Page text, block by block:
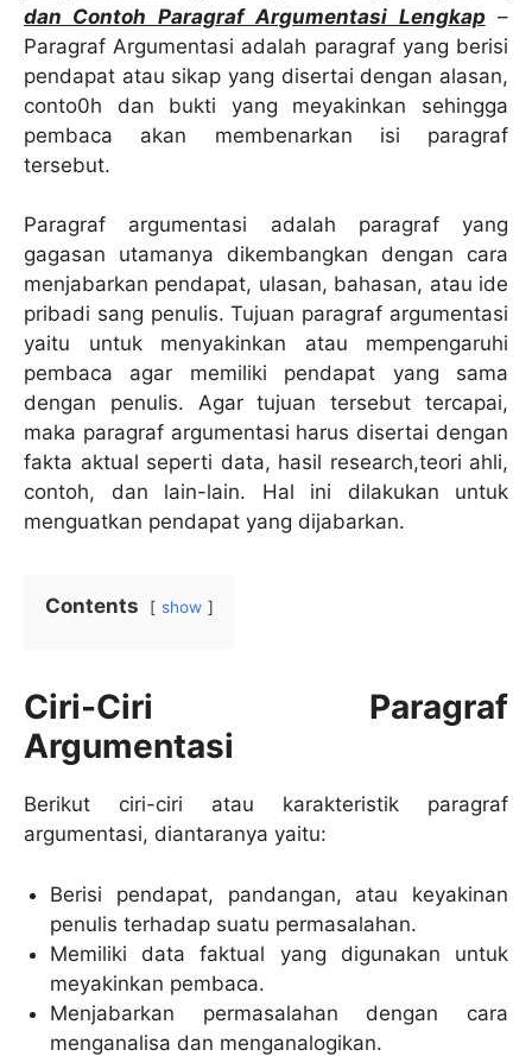
dan Contoh Paragraf Argumentasi Lengkap–
Paragraf Argumentasi adalah paragraf yang berisi
pendapat atau sikap yang disertai dengan alasan,
conto0h dan bukti yang meyakinkan sehingga
pembaca akan membenarkan isi paragraf
tersebut.
Paragraf argumentasi adalah paragraf yang
gagasan utamanya dikembangkan dengan cara
menjabarkan pendapat, ulasan, bahasan, atau ide
pribadi sang penulis. Tujuan paragraf argumentasi
yaitu untuk menyakinkan atau mempengaruhi
pembaca agar memiliki pendapat yang sama
dengan penulis. Agar tujuan tersebut tercapai,
maka paragraf argumentasi harus disertai dengan
fakta aktual seperti data, hasil research,teori ahli,
contoh, dan lain-lain. Hal ini dilakukan untuk
menguatkan pendapat yang dijabarkan.
Contents show
Ciri-Ciri Paragraf
Argumentasi
Berikut ciri-ciri atau karakteristik paragraf
argumentasi, diantaranya yaitu:
Berisi pendapat, pandangan, atau keyakinan
penulis terhadap suatu permasalahan.
Memiliki data faktual yang digunakan untuk
meyakinkan pembaca.
Menjabarkan permasalahan dengan cara
menganalisa dan menganalogikan.